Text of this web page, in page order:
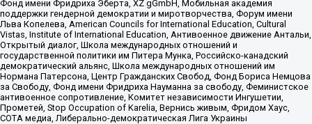
Фонд имени Фридриха Эберта, XZ gGmbH, Мобильная академия
поддержки гендерной демократии и миротворчества, Форум имени
Льва Копелева, American Councils for International Education, Cultural
Vistas, Institute of International Education, Антивоенное движение Антальи,
Открытый диалог, Школа международных отношений и
государственной политики им Питера Мунка, Российско-канадский
демократический альянс, Школа международных отношений им
Нормана Патерсона, Центр Гражданских Свобод, Фонд Бориса Немцова
за Свободу, Фонд имени Фридриха Науманна за свободу, Феминистское
антивоенное сопротивление, Комитет независимости Ингушетии,
Прометей, Stop Occupation of Karelia, Вернись живым, Фридом Хаус,
СОТА медиа, Либерально-демократическая Лига Украины